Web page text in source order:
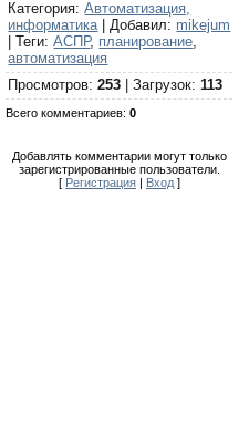
Категория:Автоматизация,
информатика|Добавил: mikejum
|Теги:АСПР, планирование,
автоматизация
Просмотров:253 |Загрузок:113
Всего комментариев:0
Добавлять комментарии могут только
зарегистрированные пользователи.
[ Регистрация| Вход]